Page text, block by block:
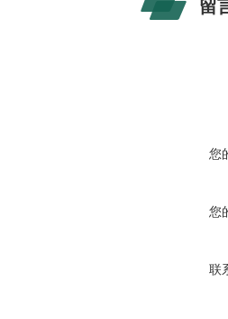
留
您
您
联